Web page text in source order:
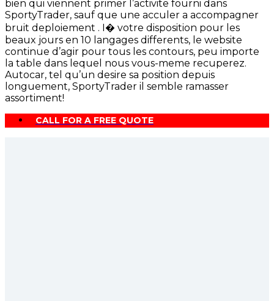
bien qui viennent primer l’activite fourni dans
SportyTrader, sauf que une acculer a accompagner
bruit deploiement . I� votre disposition pour les
beaux jours en 10 langages differents, le website
continue d’agir pour tous les contours, peu importe
la table dans lequel nous vous-meme recuperez.
Autocar, tel qu’un desire sa position depuis
longuement, SportyTrader il semble ramasser
assortiment!
CALL FOR A FREE QUOTE